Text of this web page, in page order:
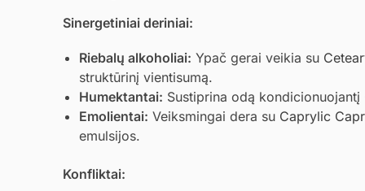
Sinergetiniai deriniai:
Riebalų alkoholiai: Ypač gerai veikia su
struktūrinį vientisumą.
Humektantai: Sustiprina odą kondicionuojantį
Emolientai: Veiksmingai dera su Caprylic
emulsijos.
Konfliktai: